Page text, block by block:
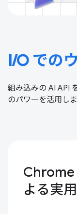
I/O での
組み込みの AI API
のパワーを活用しま
よる実